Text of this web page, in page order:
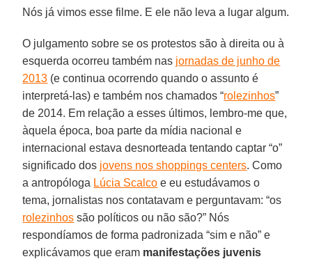
Nós já vimos esse filme. E ele não leva a lugar algum.
O julgamento sobre se os protestos são à direita ou à
esquerda ocorreu também nas jornadas de junho de
2013 (e continua ocorrendo quando o assunto é
interpretá-las) e também nos chamados “rolezinhos”
de 2014. Em relação a esses últimos, lembro-me que,
àquela época, boa parte da mídia nacional e
internacional estava desnorteada tentando captar “o”
significado dos jovens nos shoppings centers. Como
a antropóloga Lúcia Scalco e eu estudávamos o
tema, jornalistas nos contatavam e perguntavam: “os
rolezinhos são políticos ou não são?” Nós
respondíamos de forma padronizada “sim e não” e
explicávamos que eram manifestações juvenis